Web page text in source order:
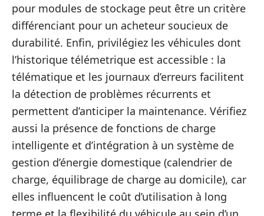
pour modules de stockage peut être un critère
différenciant pour un acheteur soucieux de
durabilité. Enfin, privilégiez les véhicules dont
l’historique télémetrique est accessible : la
télématique et les journaux d’erreurs facilitent
la détection de problèmes récurrents et
permettent d’anticiper la maintenance. Vérifiez
aussi la présence de fonctions de charge
intelligente et d’intégration à un système de
gestion d’énergie domestique (calendrier de
charge, équilibrage de charge au domicile), car
elles influencent le coût d’utilisation à long